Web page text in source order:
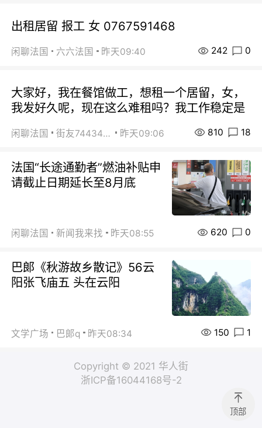
出租居留 报工 女 0767591468
闲聊法国 六六法国 昨天09:40 242 0
大家好，我在餐馆做工，想租一个居留，女，
我发好久呢，现在这么难租吗？我工作稳定是
闲聊法国 街友74434350 昨天09:06 810 18
法国“长途通勤者”燃油补贴申
请截止日期延长至8月底
闲聊法国 新闻我来找 昨天08:55 620 0
巴郞《秋游故乡散记》56云
阳张飞庙五 头在云阳
文学广场 巴郞q 昨天08:34 150 1
Copyright © 2021 华人街
浙ICP备16044168号-2
顶部